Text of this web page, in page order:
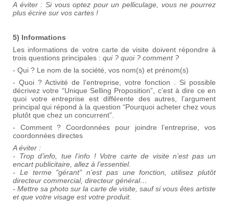
A éviter : Si vous optez pour un pelliculage, vous ne pourrez
plus écrire sur vos cartes !
5) Informations
Les informations de votre carte de visite doivent répondre à
trois questions principales : qui ? quoi ? comment ?
- Qui ? Le nom de la société, vos nom(s) et prénom(s)
- Quoi ? Activité de l’entreprise, votre fonction . Si possible
décrivez votre “Unique Selling Proposition”, c’est à dire ce en
quoi votre entreprise est différente des autres, l’argument
principal qui répond à la question “Pourquoi acheter chez vous
plutôt que chez un concurrent”.
- Comment ? Coordonnées pour joindre l’entreprise, vos
coordonnées directes
A éviter :
- Trop d’info, tue l’info ! Votre carte de visite n’est pas un
encart publicitaire, allez à l’essentiel.
- Le terme "gérant" n’est pas une fonction, utilisez plutôt
directeur commercial, directeur général…
- Mettre sa photo sur la carte de visite, sauf si vous êtes artiste
et que votre visage est votre produit.